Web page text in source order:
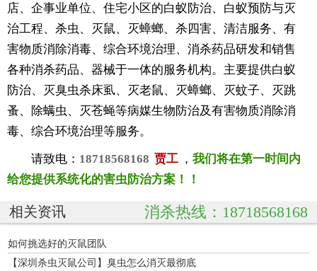
店、企事业单位、住宅小区的白蚁防治、白蚁预防与灭
治工程、杀虫、灭鼠、灭蟑螂、杀四害、清洁服务、有
害物质消除消毒、综合环境治理、消杀药品研发和销售
各种消杀药品、器械于一体的服务机构。主要提供白蚁
防治、灭臭虫杀床虱、灭老鼠、灭蟑螂、灭蚊子、灭跳
蚤、除螨虫、灭苍蝇等病媒生物防治及有害物质消除消
毒、综合环境治理等服务。
请致电： 18718568168 贾工 ， 我们将在第一时间内
给您提供系统化的害虫防治方案！！
相关资讯 消杀热线：18718568168
如何挑选好的灭鼠团队
【深圳杀虫灭鼠公司】臭虫怎么消灭最彻底